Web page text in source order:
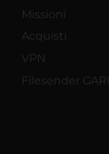
Missioni
Acquisti
VPN
Filesender